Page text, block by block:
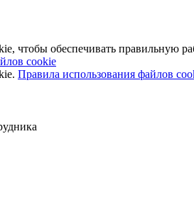
чтобы обеспечивать правильную
cookie
Правила использования файлов